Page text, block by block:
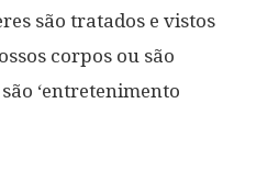
são tratados e vistos
corpos ou são
‘entretenimento